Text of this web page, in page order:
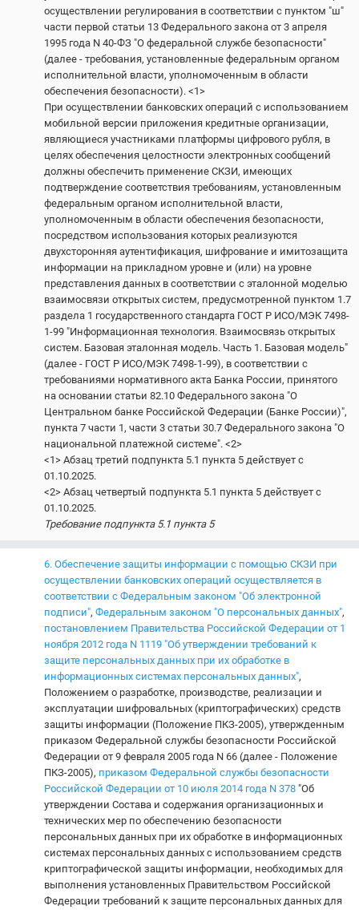
осуществлении регулирования в соответствии с пунктом "ш"
части первой статьи 13 Федерального закона от 3 апреля
1995 года N 40-ФЗ "О федеральной службе безопасности"
(далее - требования, установленные федеральным органом
исполнительной власти, уполномоченным в области
обеспечения безопасности). <1>
При осуществлении банковских операций с использованием
мобильной версии приложения кредитные организации,
являющиеся участниками платформы цифрового рубля, в
целях обеспечения целостности электронных сообщений
должны обеспечить применение СКЗИ, имеющих
подтверждение соответствия требованиям, установленным
федеральным органом исполнительной власти,
уполномоченным в области обеспечения безопасности,
посредством использования которых реализуются
двухсторонняя аутентификация, шифрование и имитозащита
информации на прикладном уровне и (или) на уровне
представления данных в соответствии с эталонной моделью
взаимосвязи открытых систем, предусмотренной пунктом 1.7
раздела 1 государственного стандарта ГОСТ Р ИСО/МЭК 7498-
1-99 "Информационная технология. Взаимосвязь открытых
систем. Базовая эталонная модель. Часть 1. Базовая модель"
(далее - ГОСТ Р ИСО/МЭК 7498-1-99), в соответствии с
требованиями нормативного акта Банка России, принятого
на основании статьи 82.10 Федерального закона "О
Центральном банке Российской Федерации (Банке России)",
пункта 7 части 1, части 3 статьи 30.7 Федерального закона "О
национальной платежной системе". <2>
<1> Абзац третий подпункта 5.1 пункта 5 действует с
01.10.2025.
<2> Абзац четвертый подпункта 5.1 пункта 5 действует с
01.10.2025.
Требование подпункта 5.1 пункта 5
6. Обеспечение защиты информации с помощью СКЗИ при
осуществлении банковских операций осуществляется в
соответствии с Федеральным законом "Об электронной
подписи", Федеральным законом "О персональных данных",
постановлением Правительства Российской Федерации от 1
ноября 2012 года N 1119 "Об утверждении требований к
защите персональных данных при их обработке в
информационных системах персональных данных",
Положением о разработке, производстве, реализации и
эксплуатации шифровальных (криптографических) средств
защиты информации (Положение ПКЗ-2005), утвержденным
приказом Федеральной службы безопасности Российской
Федерации от 9 февраля 2005 года N 66 (далее - Положение
ПКЗ-2005), приказом Федеральной службы безопасности
Российской Федерации от 10 июля 2014 года N 378 "Об
утверждении Состава и содержания организационных и
технических мер по обеспечению безопасности
персональных данных при их обработке в информационных
системах персональных данных с использованием средств
криптографической защиты информации, необходимых для
выполнения установленных Правительством Российской
Федерации требований к защите персональных данных для